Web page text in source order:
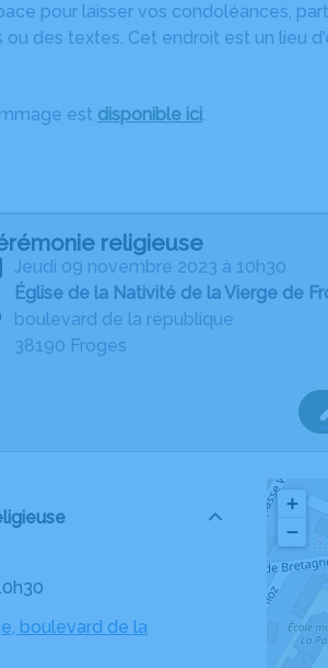
pour laisser vos condoléances,
des textes. Cet endroit est un lieu
est disponible ici.
religieuse
jeudi 09 novembre 2023 à 10h30
Église de la Nativité de la Vierge de
boulevard de la république
38190 Froges
boulevard de la
+
−